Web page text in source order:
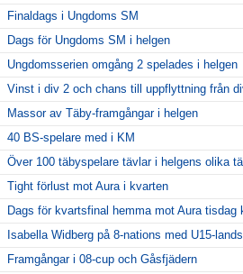
Finaldags i Ungdoms SM
Dags för Ungdoms SM i helgen
Ungdomsserien omgång 2 spelades i helgen
Vinst i div 2 och chans till uppflyttning från
Massor av Täby-framgångar i helgen
40 BS-spelare med i KM
Över 100 täbyspelare tävlar i helgens olika
Tight förlust mot Aura i kvarten
Dags för kvartsfinal hemma mot Aura tisdag
Isabella Widberg på 8-nations med U15-
Framgångar i 08-cup och Gåsfjädern